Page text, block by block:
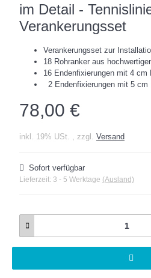
im Detail -
Verankerungsset
Verankerungsset zur
18 Rohranker aus
16 Endenfixierungen mit 4 cm
2 Endenfixierungen mit 5 cm
78,00 €
inkl. 19% USt. , zzgl. Versand
Sofort verfügbar
Lieferzeit: 3 - 5 Werktage (Ausland)